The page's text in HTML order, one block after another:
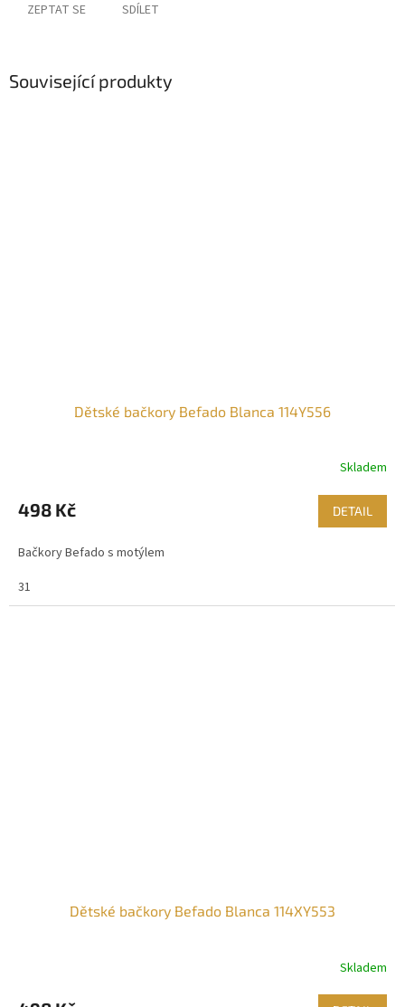
ZEPTAT SE SDÍLET
Související produkty
Dětské bačkory Befado Blanca 114Y556
Skladem
498 Kč DETAIL
Bačkory Befado s motýlem
31
Dětské bačkory Befado Blanca 114XY553
Skladem